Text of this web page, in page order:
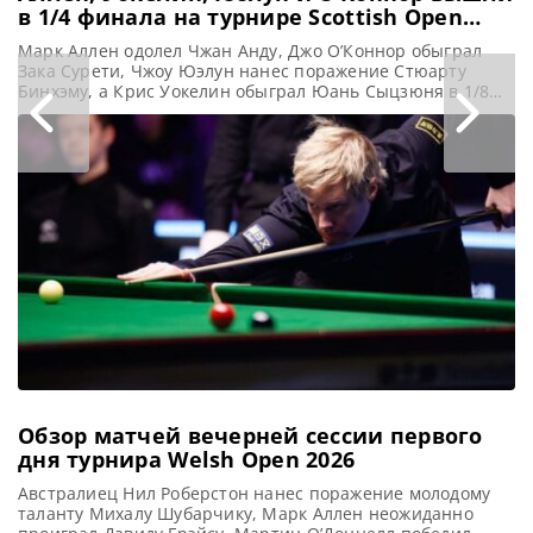
в 1/4 финала на турнире Scottish Open
2025
Марк Аллен одолел Чжан Анду, Джо О’Коннор обыграл
Зака Сурети, Чжоу Юэлун нанес поражение Стюарту
Бинхэму, а Крис Уокелин обыграл Юань Сыцзюня в 1/8
финала на турнире Scottish Open 2025, сообщает WST
После трудной победы над китайским снукеристом Чжан
Андой со счетом 4-3 в матче 1/8 финала, Марк Аллен
заявил, что его главная задача на
Обзор матчей вечерней сессии первого
дня турнира Welsh Open 2026
Австралиец Нил Роберстон нанес поражение молодому
таланту Михалу Шубарчику, Марк Аллен неожиданно